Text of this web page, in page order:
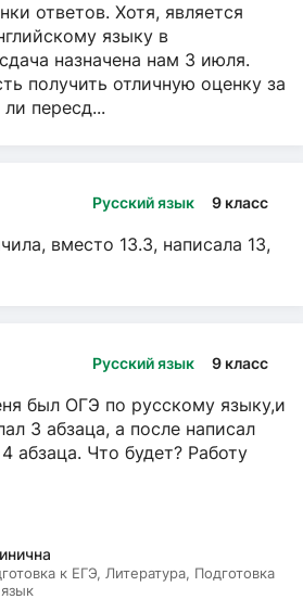
ответов. Хотя, является
языку в
назначена нам 3 июля.
получить отличную оценку за
пересд...
Русский язык 9 класс
вместо 13.3, написала 13,
Русский язык 9 класс
был ОГЭ по русскому языку,и
3 абзаца, а после написал
абзаца. Что будет? Работу
к ЕГЭ, Литература, Подготовка